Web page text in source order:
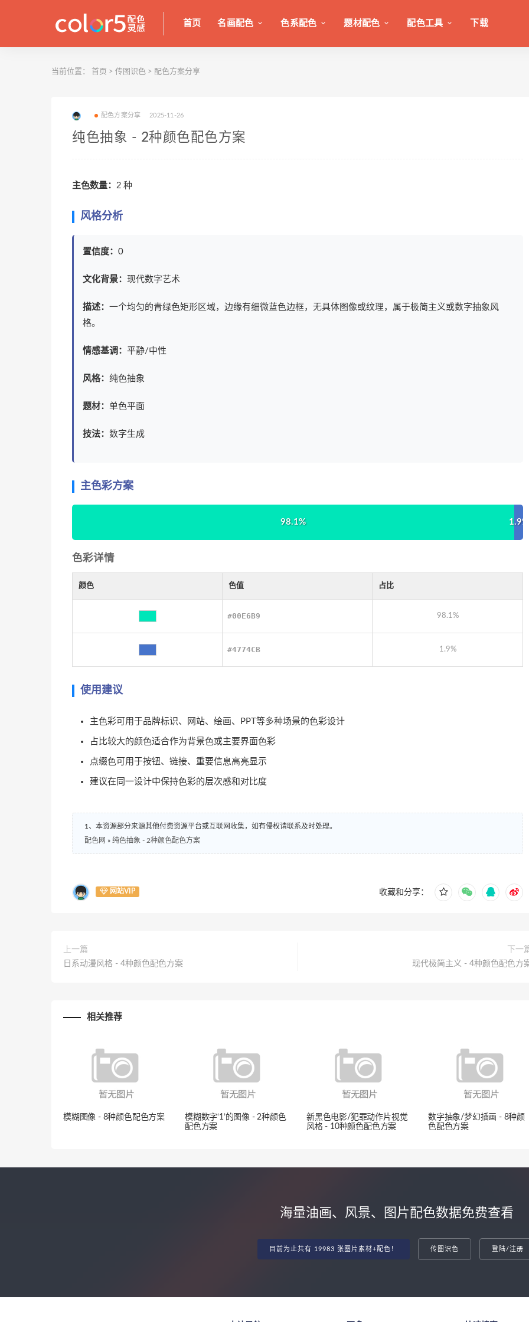
首页 名画配色 色系配色 题材配色 配色工具 下载
当前位置： 首页 > 传图识色 > 配色方案分享
配色方案分享 2025-11-26
纯色抽象 - 2种颜色配色方案
主色数量： 2 种
风格分析
置信度： 0
文化背景： 现代数字艺术
描述： 一个均匀的青绿色矩形区域，边缘有细微蓝色边框，无具体图像或纹理，属于极简主义或数字抽象风
格。
情感基调： 平静/中性
风格： 纯色抽象
题材： 单色平面
技法： 数字生成
主色彩方案
98.1% 1.9%
色彩详情
颜色 色值 占比
#00E6B9 98.1%
#4774CB 1.9%
使用建议
主色彩可用于品牌标识、网站、绘画、PPT等多种场景的色彩设计
占比较大的颜色适合作为背景色或主要界面色彩
点缀色可用于按钮、链接、重要信息高亮显示
建议在同一设计中保持色彩的层次感和对比度
1、本资源部分来源其他付费资源平台或互联网收集，如有侵权请联系及时处理。
配色网 » 纯色抽象 - 2种颜色配色方案
网站VIP 收藏和分享：
上一篇
日系动漫风格 - 4种颜色配色方案
下一
现代极简主义 - 4种颜色配色方
相关推荐
模糊图像 - 8种颜色配色方案
模糊数字‘1’的图像 - 2种颜色
配色方案
新黑色电影/犯罪动作片视觉
风格 - 10种颜色配色方案
数字抽象/梦幻插画 - 8种颜
色配色方案
海量油画、风景、图片配色数据免费查看
目前为止共有 19983 张图片素材+配色！ 传图识色 登陆/注册